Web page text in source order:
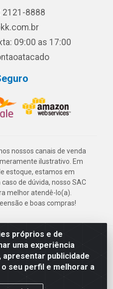
próprios e de
uma experiência
apresentar publicidade
seu perfil e melhorar a
2121-8888
09:00 as 17:00
nossos canais de venda
ilustrativo. Em
estoque, estamos em
de dúvida, nosso SAC
melhor atendê-lo(a).
e boas compras!
Mascarenhas de Morais, 2471 -
001 - CNPJ 24.150.377/0003-